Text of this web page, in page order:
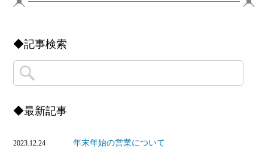
◆記事検索
◆最新記事
2023.12.24 年末年始の営業について